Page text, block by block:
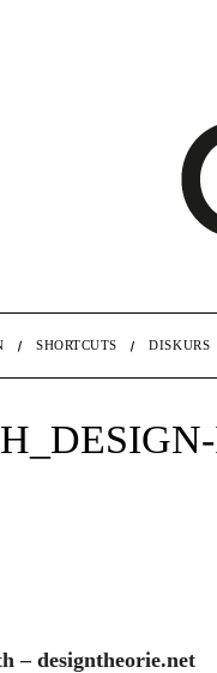
SHORTCUTS DISKURS
– designtheorie.net